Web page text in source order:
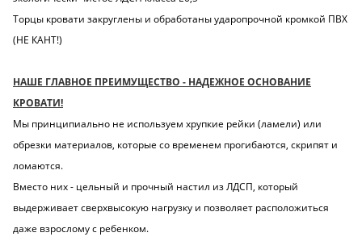
Торцы кровати закруглены и обработаны ударопрочной кромкой ПВХ
(НЕ КАНТ!)
НАШЕ ГЛАВНОЕ ПРЕИМУЩЕСТВО - НАДЕЖНОЕ ОСНОВАНИЕ
КРОВАТИ!
Мы принципиально не используем хрупкие рейки (ламели) или
обрезки материалов, которые со временем прогибаются, скрипят и
ломаются.
Вместо них - цельный и прочный настил из ЛДСП, который
выдерживает сверхвысокую нагрузку и позволяет расположиться
даже взрослому с ребенком.